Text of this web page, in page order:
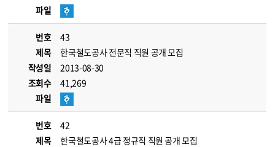
파일
번호
43
제목
한국철도공사 전문직 직원 공개 모집
작성일
2013-08-30
조회수
41,269
파일
번호
42
제목
한국철도공사 4급 정규직 직원 공개 모집